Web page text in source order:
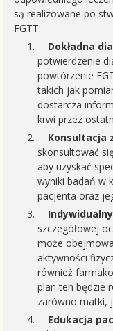
są realizowane po
FGTT:
Dokładna
potwierdzenie
powtórzenie
takich jak
dostarcza
krwi przez
Konsultacja
skonsultować
aby uzyskać
wyniki badań w
pacjenta oraz
szczegółowej
może
aktywności
również
plan ten będzie
zarówno matki,
Edukacja